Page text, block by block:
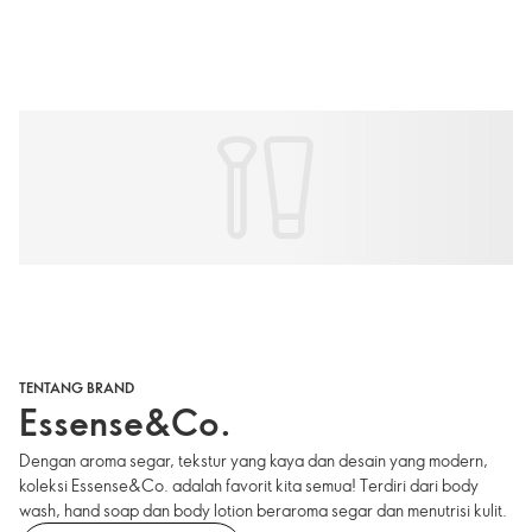
TENTANG BRAND
Essense&Co.
Dengan aroma segar, tekstur yang kaya dan desain yang modern,
koleksi Essense&Co. adalah favorit kita semua! Terdiri dari body
wash, hand soap dan body lotion beraroma segar dan menutrisi kulit.